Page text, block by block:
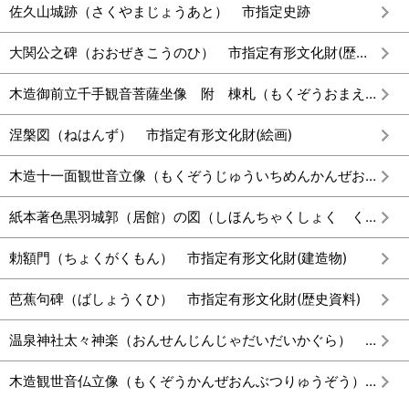
佐久山城跡（さくやまじょうあと） 市指定史跡
大関公之碑（おおぜきこうのひ） 市指定有形文化財(歴史資料)
木造御前立千手観音菩薩坐像 附 棟札（もくぞうおまえだちせんじゅかんのんぼさつざぞう つけたり むなふだ） 市指定有形文化財(彫刻)
涅槃図（ねはんず） 市指定有形文化財(絵画)
木造十一面観世音立像（もくぞうじゅういちめんかんぜおんりゅうぞう） 市指定有形文化財(彫刻)
紙本著色黒羽城郭（居館）の図（しほんちゃくしょく くろばねじょうかくきょかんのず） 市指定有形文化財(歴史資料)
勅額門（ちょくがくもん） 市指定有形文化財(建造物)
芭蕉句碑（ばしょうくひ） 市指定有形文化財(歴史資料)
温泉神社太々神楽（おんせんじんじゃだいだいかぐら） 市指定無形民俗文化財
木造観世音仏立像（もくぞうかんぜおんぶつりゅうぞう） 市指定有形文化財(彫刻)